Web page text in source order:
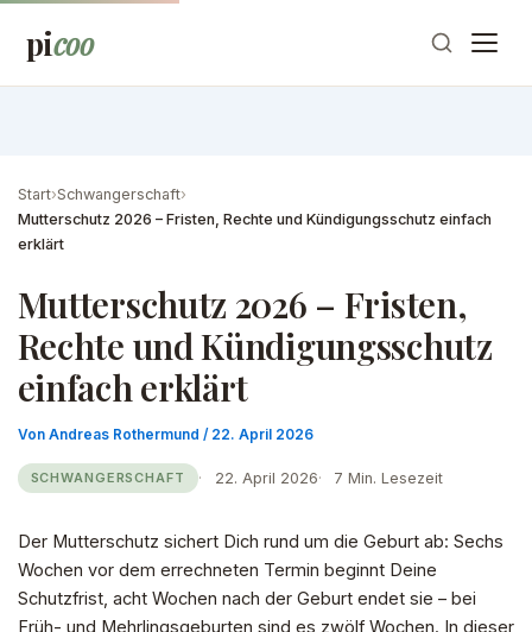
Inhalt
picoo
Start›Schwangerschaft›
Mutterschutz 2026 – Fristen, Rechte und Kündigungsschutz einfach
erklärt
Mutterschutz 2026 – Fristen,
Rechte und Kündigungsschutz
einfach erklärt
Von Andreas Rothermund / 22. April 2026
SCHWANGERSCHAFT 22. April 2026 7 Min. Lesezeit
Der Mutterschutz sichert Dich rund um die Geburt ab: Sechs
Wochen vor dem errechneten Termin beginnt Deine
Schutzfrist, acht Wochen nach der Geburt endet sie – bei
Früh- und Mehrlingsgeburten sind es zwölf Wochen. In dieser